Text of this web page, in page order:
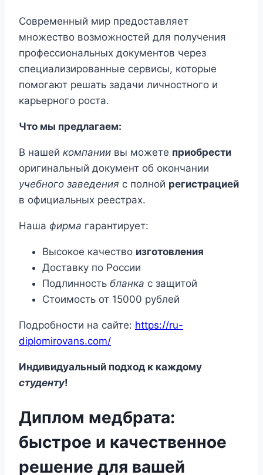
Современный мир предоставляет
множество возможностей для получения
профессиональных документов через
специализированные сервисы, которые
помогают решать задачи личностного и
карьерного роста.
Что мы предлагаем:
В нашей компании вы можете приобрести
оригинальный документ об окончании
учебного заведения с полной регистрацией
в официальных реестрах.
Наша фирма гарантирует:
Высокое качество изготовления
Доставку по России
Подлинность бланка с защитой
Стоимость от 15000 рублей
Подробности на сайте: https://ru-
diplomirovans.com/
Индивидуальный подход к каждому
студенту!
Диплом медбрата:
быстрое и качественное
решение для вашей